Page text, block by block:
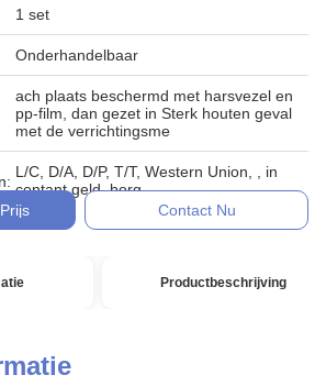
1 set
Onderhandelbaar
ach plaats beschermd met harsvezel en
pp-film, dan gezet in Sterk houten geval
met de verrichtingsme
L/C, D/A, D/P, T/T, Western Union, , in
contant geld, borg
Contact Nu
Productbeschrijving